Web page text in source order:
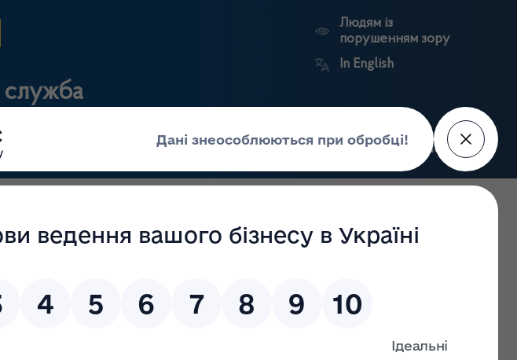
Людям із
порушенням зору
In English
громадськості Прес-центр Пошук
засобів, крові та
сертифікація
нагляд
реєстри
портал
Держлікслужби
лікарські засоби" щодо обігу та державного контролю якості лікарських засобів,